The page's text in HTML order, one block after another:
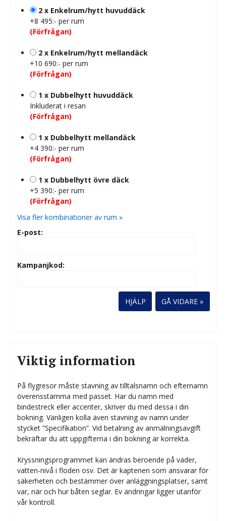
2 x Enkelrum/hytt huvuddäck
+8 495:- per rum
(Förfrågan)
2 x Enkelrum/hytt mellandäck
+10 690:- per rum
(Förfrågan)
1 x Dubbelhytt huvuddäck
Inkluderat i resan
(Förfrågan)
1 x Dubbelhytt mellandäck
+4 390:- per rum
(Förfrågan)
1 x Dubbelhytt övre däck
+5 390:- per rum
(Förfrågan)
Visa fler kombinationer av rum »
E-post:
Kampanjkod:
HJÄLP
Viktig information
På flygresor måste stavning av tilltalsnamn och efternamn
överensstämma med passet. Har du namn med
bindestreck eller accenter, skriver du med dessa i din
bokning. Vänligen kolla även stavning av namn under
stycket ”Specifikation”. Vid betalning av anmälningsavgift
bekräftar du att uppgifterna i din bokning är korrekta.
Kryssningsprogrammet kan ändras beroende på väder,
vatten-nivå i floden osv. Det är kaptenen som ansvarar för
säkerheten och bestämmer över anläggningsplatser, samt
var, när och hur båten seglar. Ev ändringar ligger utanför
vår kontroll.